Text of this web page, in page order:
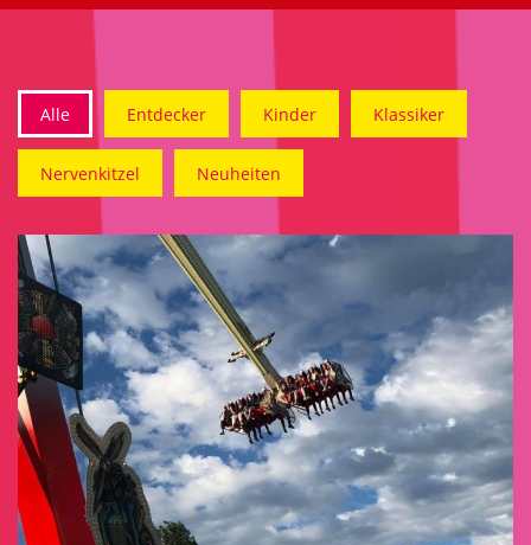
Alle Entdecker Kinder Klassiker
Nervenkitzel Neuheiten